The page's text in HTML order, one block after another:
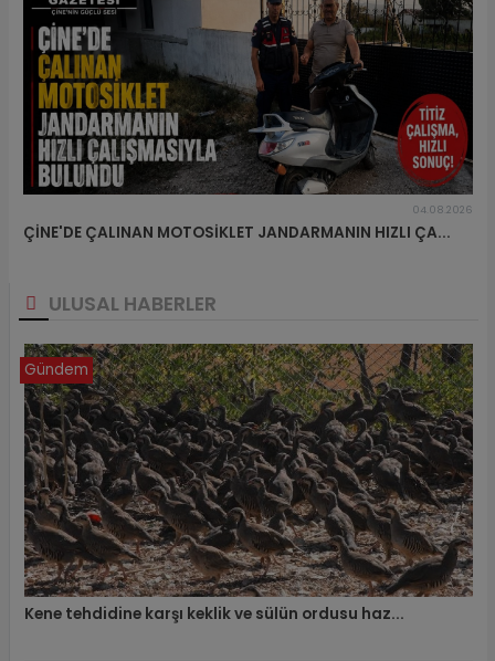
04.08.2026
ÇİNE'DE ÇALINAN MOTOSİKLET JANDARMANIN HIZLI ÇA...
ULUSAL HABERLER
Kene tehdidine karşı keklik ve sülün ordusu haz...
Gündem